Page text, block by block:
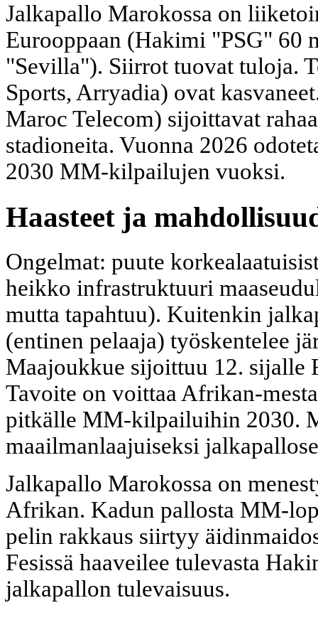
Jalkapallo Marokossa on
Eurooppaan (Hakimi "PSG" 60
"Sevilla"). Siirrot tuovat tuloja.
Sports, Arryadia) ovat
Maroc Telecom) sijoittavat
stadioneita. Vuonna 2026
2030 MM-kilpailujen vuoksi.
Haasteet ja
Ongelmat: puute
heikko infrastruktuuri
mutta tapahtuu). Kuitenkin
(entinen pelaaja) työskentelee
Maajoukkue sijoittuu 12. sijalle
Tavoite on voittaa Afrikan-
pitkälle MM-kilpailuihin 2030.
maailmanlaajuiseksi
Jalkapallo Marokossa on
Afrikan. Kadun pallosta MM-
pelin rakkaus siirtyy
Fesissä haaveilee tulevasta
jalkapallon tulevaisuus.